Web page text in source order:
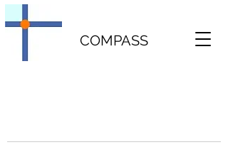
COMPASS